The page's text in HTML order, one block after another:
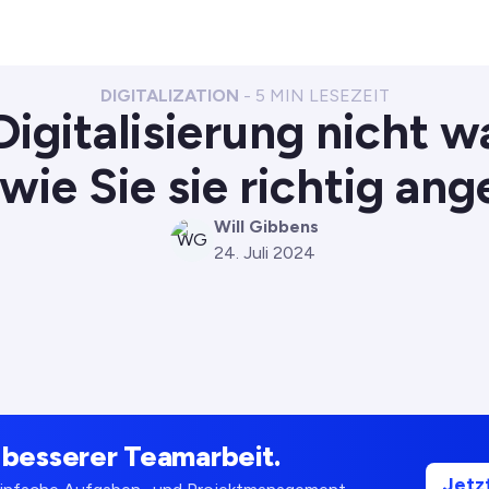
DIGITALIZATION - 5 MIN LESEZEIT
nicht
Sie sie richtig
WG
Will Gibbens
24. Juli 2024
Teamarbeit.